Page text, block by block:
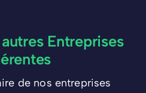
Entreprises
de nos entreprises